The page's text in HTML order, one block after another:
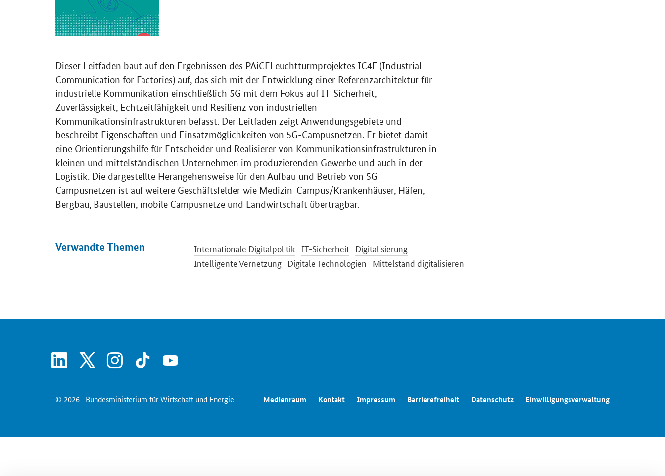
Dieser Leitfaden baut auf den Ergebnissen des PAiCELeuchtturmprojektes IC4F (Industrial
Communication for Factories) auf, das sich mit der Entwicklung einer Referenzarchitektur für
industrielle Kommunikation einschließlich 5G mit dem Fokus auf IT-Sicherheit,
Zuverlässigkeit, Echtzeitfähigkeit und Resilienz von industriellen
Kommunikationsinfrastrukturen befasst. Der Leitfaden zeigt Anwendungsgebiete und
beschreibt Eigenschaften und Einsatzmöglichkeiten von 5G-Campusnetzen. Er bietet damit
eine Orientierungshilfe für Entscheider und Realisierer von Kommunikationsinfrastrukturen in
kleinen und mittelständischen Unternehmen im produzierenden Gewerbe und auch in der
Logistik. Die dargestellte Herangehensweise für den Aufbau und Betrieb von 5G-
Campusnetzen ist auf weitere Geschäftsfelder wie Medizin-Campus/Krankenhäuser, Häfen,
Bergbau, Baustellen, mobile Campusnetze und Landwirtschaft übertragbar.
Verwandte Themen Internationale Digitalpolitik IT-Sicherheit Digitalisierung
Intelligente Vernetzung Digitale Technologien Mittelstand digitalisieren
linkedin instagram tiktok youtube
© 2026 Bundesministerium für Wirtschaft und Energie Medienraum Kontakt Impressum Barrierefreiheit Datenschutz Einwilligungsverwaltung